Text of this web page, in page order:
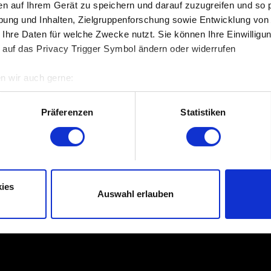
auf Ihrem Gerät zu speichern und darauf zuzugreifen und so
und Inhalten, Zielgruppenforschung sowie Entwicklung
Daten für welche Zwecke nutzt. Sie können Ihre
das Privacy Trigger Symbol ändern oder widerrufen
wir auch gerne:
geografische Lage erfassen, welche bis auf einige Meter
Scannen nach bestimmten Merkmalen (Fingerprinting)
Ihre persönlichen Daten verarbeitet werden, und legen Sie
Seiten-Features ordentlich funktionieren, andere sind
Feedback, um die Bedienung der Seite für dich
wenn wir dir über Social-Media-Kanäle etwas
Präferenzen Statistiken
Auswahl erlauben
Durchsuchen
Abschicken